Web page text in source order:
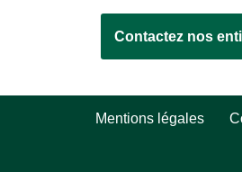
Contactez nos
Mentions légales